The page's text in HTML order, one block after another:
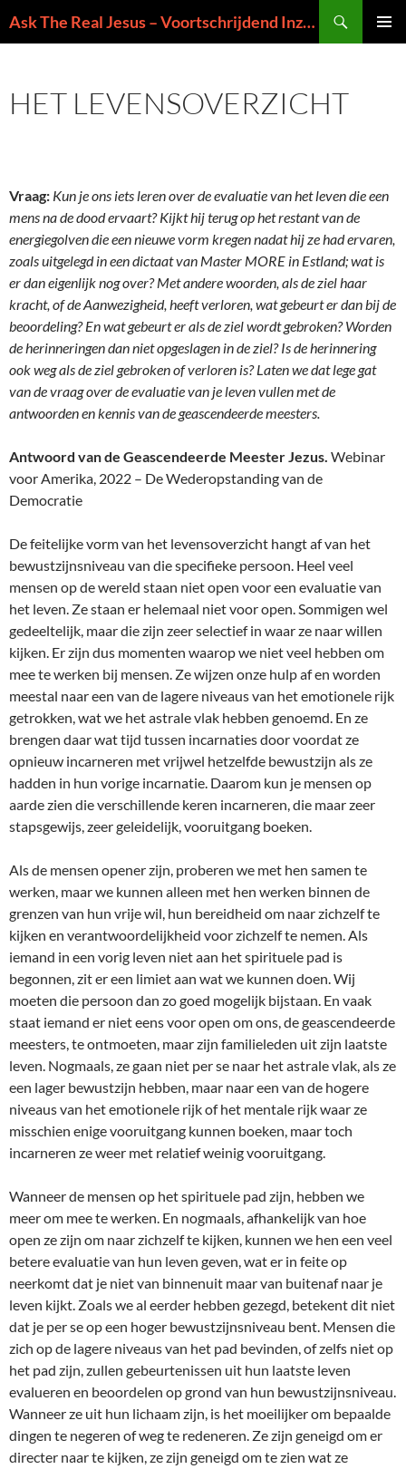
naar
Ask The Real Jesus – Voortschrijdend Inzicht in de Zin van het Leven
HET LEVENSOVERZICHT
Vraag: Kun je ons iets leren over de evaluatie van het leven die een
mens na de dood ervaart? Kijkt hij terug op het restant van de
energiegolven die een nieuwe vorm kregen nadat hij ze had ervaren,
zoals uitgelegd in een dictaat van Master MORE in Estland; wat is
er dan eigenlijk nog over? Met andere woorden, als de ziel haar
kracht, of de Aanwezigheid, heeft verloren, wat gebeurt er dan bij de
beoordeling? En wat gebeurt er als de ziel wordt gebroken? Worden
de herinneringen dan niet opgeslagen in de ziel? Is de herinnering
ook weg als de ziel gebroken of verloren is? Laten we dat lege gat
van de vraag over de evaluatie van je leven vullen met de
antwoorden en kennis van de geascendeerde meesters.
Antwoord van de Geascendeerde Meester Jezus. Webinar
voor Amerika, 2022 – De Wederopstanding van de
Democratie
De feitelijke vorm van het levensoverzicht hangt af van het
bewustzijnsniveau van die specifieke persoon. Heel veel
mensen op de wereld staan niet open voor een evaluatie van
het leven. Ze staan er helemaal niet voor open. Sommigen wel
gedeeltelijk, maar die zijn zeer selectief in waar ze naar willen
kijken. Er zijn dus momenten waarop we niet veel hebben om
mee te werken bij mensen. Ze wijzen onze hulp af en worden
meestal naar een van de lagere niveaus van het emotionele rijk
getrokken, wat we het astrale vlak hebben genoemd. En ze
brengen daar wat tijd tussen incarnaties door voordat ze
opnieuw incarneren met vrijwel hetzelfde bewustzijn als ze
hadden in hun vorige incarnatie. Daarom kun je mensen op
aarde zien die verschillende keren incarneren, die maar zeer
stapsgewijs, zeer geleidelijk, vooruitgang boeken.
Als de mensen opener zijn, proberen we met hen samen te
werken, maar we kunnen alleen met hen werken binnen de
grenzen van hun vrije wil, hun bereidheid om naar zichzelf te
kijken en verantwoordelijkheid voor zichzelf te nemen. Als
iemand in een vorig leven niet aan het spirituele pad is
begonnen, zit er een limiet aan wat we kunnen doen. Wij
moeten die persoon dan zo goed mogelijk bijstaan. En vaak
staat iemand er niet eens voor open om ons, de geascendeerde
meesters, te ontmoeten, maar zijn familieleden uit zijn laatste
leven. Nogmaals, ze gaan niet per se naar het astrale vlak, als ze
een lager bewustzijn hebben, maar naar een van de hogere
niveaus van het emotionele rijk of het mentale rijk waar ze
misschien enige vooruitgang kunnen boeken, maar toch
incarneren ze weer met relatief weinig vooruitgang.
Wanneer de mensen op het spirituele pad zijn, hebben we
meer om mee te werken. En nogmaals, afhankelijk van hoe
open ze zijn om naar zichzelf te kijken, kunnen we hen een veel
betere evaluatie van hun leven geven, wat er in feite op
neerkomt dat je niet van binnenuit maar van buitenaf naar je
leven kijkt. Zoals we al eerder hebben gezegd, betekent dit niet
dat je per se op een hoger bewustzijnsniveau bent. Mensen die
zich op de lagere niveaus van het pad bevinden, of zelfs niet op
het pad zijn, zullen gebeurtenissen uit hun laatste leven
evalueren en beoordelen op grond van hun bewustzijnsniveau.
Wanneer ze uit hun lichaam zijn, is het moeilijker om bepaalde
dingen te negeren of weg te redeneren. Ze zijn geneigd om er
directer naar te kijken, ze zijn geneigd om te zien wat ze